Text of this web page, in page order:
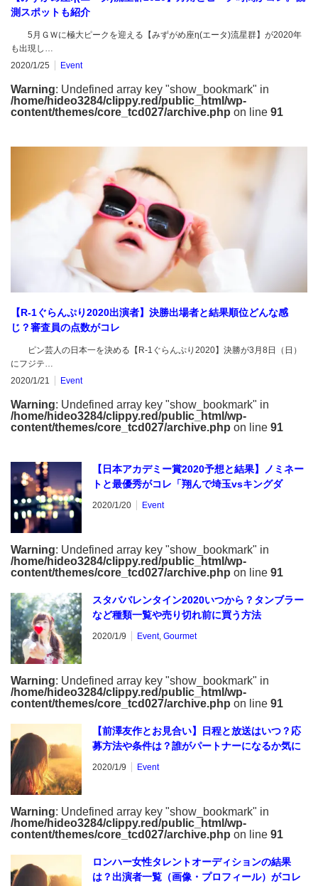
測スポットも紹介
5月ＧＷに極大ピークを迎える【みずがめ座η(エータ)流星群】が2020年
も出現し…
2020/1/25
Event
Warning: Undefined array key "show_bookmark" in
/home/hideo3284/clippy.red/public_html/wp-
content/themes/core_tcd027/archive.php on line 91
【R-1ぐらんぷり2020出演者】決勝出場者と結果順位どんな感
じ？審査員の点数がコレ
ピン芸人の日本一を決める【R-1ぐらんぷり2020】決勝が3月8日（日）
にフジテ…
2020/1/21
Event
Warning: Undefined array key "show_bookmark" in
/home/hideo3284/clippy.red/public_html/wp-
content/themes/core_tcd027/archive.php on line 91
【日本アカデミー賞2020予想と結果】ノミネー
トと最優秀がコレ「翔んで埼玉vsキングダ
2020/1/20 Event
Warning: Undefined array key "show_bookmark" in
/home/hideo3284/clippy.red/public_html/wp-
content/themes/core_tcd027/archive.php on line 91
スタババレンタイン2020いつから？タンブラー
など種類一覧や売り切れ前に買う方法
2020/1/9 Event, Gourmet
Warning: Undefined array key "show_bookmark" in
/home/hideo3284/clippy.red/public_html/wp-
content/themes/core_tcd027/archive.php on line 91
【前澤友作とお見合い】日程と放送はいつ？応
募方法や条件は？誰がパートナーになるか気に
2020/1/9 Event
Warning: Undefined array key "show_bookmark" in
/home/hideo3284/clippy.red/public_html/wp-
content/themes/core_tcd027/archive.php on line 91
ロンハー女性タレントオーディションの結果
は？出演者一覧（画像・プロフィール）がコレ